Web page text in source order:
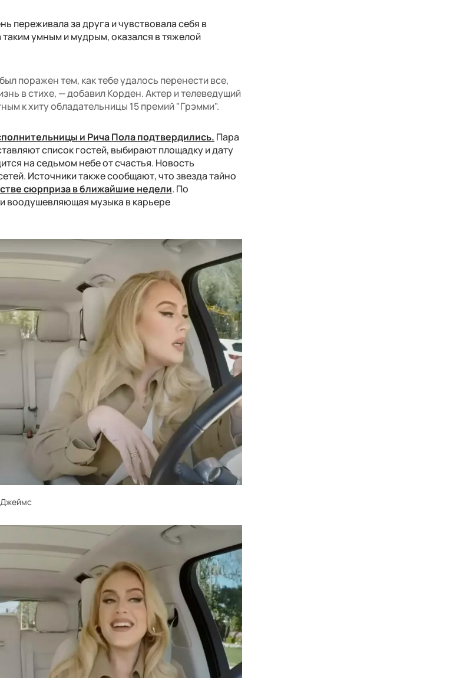
переживала за друга и чувствовала себя в
умным и мудрым, оказался в тяжелой
поражен тем, как тебе удалось перенести все,
в стихе, — добавил Корден. Актер и телеведущий
к хиту обладательницы 15 премий "Грэмми".
и Рича Пола подтвердились. Пара
список гостей, выбирают площадку и дату
на седьмом небе от счастья. Новость
Источники также сообщают, что звезда тайно
сюрприза в ближайшие недели. По
воодушевляющая музыка в карьере